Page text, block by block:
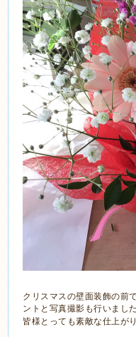
クリスマスの壁面装飾の前
ントと写真撮影も行いまし
皆様とっても素敵な仕上が